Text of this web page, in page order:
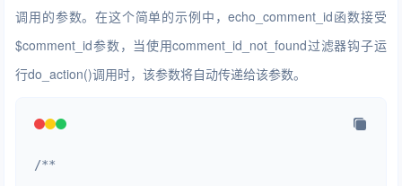
调用的参数。在这个简单的示例中，echo_comment_id函数接受
$comment_id参数，当使用comment_id_not_found过滤器钩子运
行do_action()调用时，该参数将自动传递给该参数。
/**